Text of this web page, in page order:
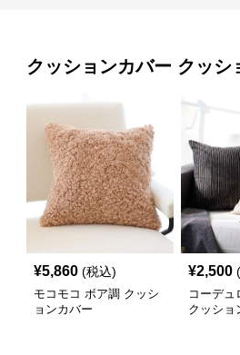
クッションカバー クッシ
¥5,860 (税込)
モコモコ ボア調 クッシ
ョンカバー
¥2,500
コーデュ
クッショ